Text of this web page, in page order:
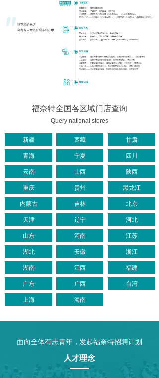
福奈特全国各区域门店查询
Query national stores
新疆 西藏
甘肃
青海
宁夏
四川
云南
山西
陕西
重庆
贵州
黑龙江
内蒙古
吉林
北京
天津
辽宁
河北
山东
河南
江苏
湖北
安徽
浙江
湖南
江西
福建
广东
广西
台湾
上海
面向全体有志青年，发起福奈特招聘计划
人才理念
海南